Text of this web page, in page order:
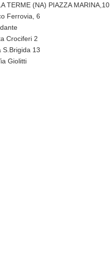
TERME (NA) PIAZZA MARINA,10
Ferrovia, 6
Crociferi 2
S.Brigida 13
Giolitti